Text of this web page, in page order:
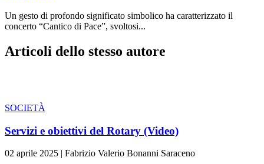
Un gesto di profondo significato simbolico ha caratterizzato il
concerto “Cantico di Pace”, svoltosi...
Articoli dello stesso autore
SOCIETÀ
Servizi e obiettivi del Rotary (Video)
02 aprile 2025 | Fabrizio Valerio Bonanni Saraceno